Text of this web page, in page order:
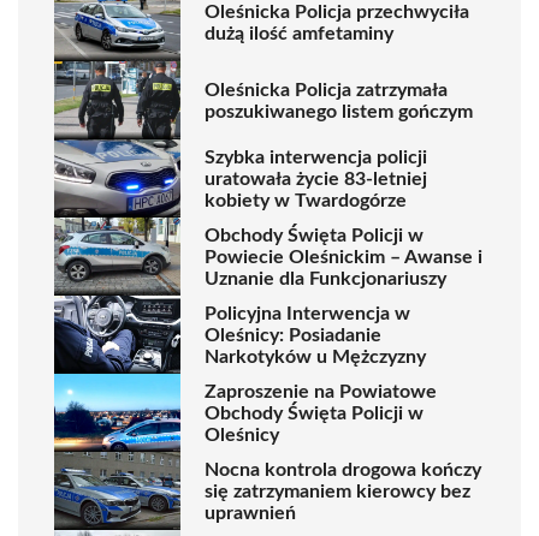
Oleśnicka Policja przechwyciła
dużą ilość amfetaminy
Oleśnicka Policja zatrzymała
poszukiwanego listem gończym
Szybka interwencja policji
uratowała życie 83-letniej
kobiety w Twardogórze
Obchody Święta Policji w
Powiecie Oleśnickim – Awanse i
Uznanie dla Funkcjonariuszy
Policyjna Interwencja w
Oleśnicy: Posiadanie
Narkotyków u Mężczyzny
Zaproszenie na Powiatowe
Obchody Święta Policji w
Oleśnicy
Nocna kontrola drogowa kończy
się zatrzymaniem kierowcy bez
uprawnień